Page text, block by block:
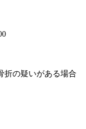
折の疑いがある場合